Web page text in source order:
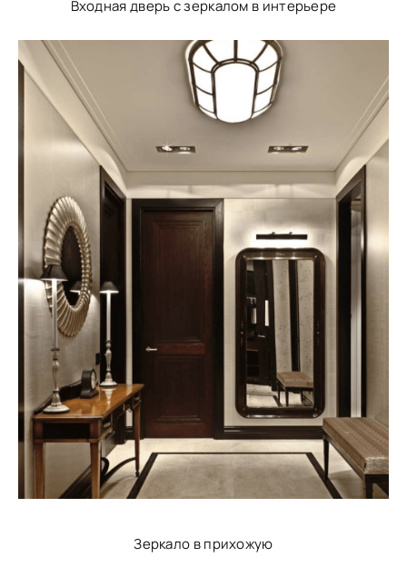
Входная дверь с зеркалом в интерьере
Зеркало в прихожую